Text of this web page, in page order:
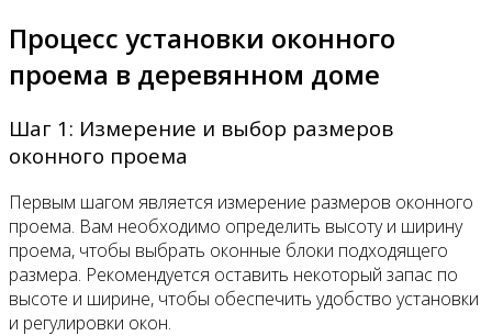
Процесс установки оконного
проема в деревянном доме
Шаг 1: Измерение и выбор размеров
оконного проема
Первым шагом является измерение размеров оконного
проема. Вам необходимо определить высоту и ширину
проема, чтобы выбрать оконные блоки подходящего
размера. Рекомендуется оставить некоторый запас по
высоте и ширине, чтобы обеспечить удобство установки
и регулировки окон.